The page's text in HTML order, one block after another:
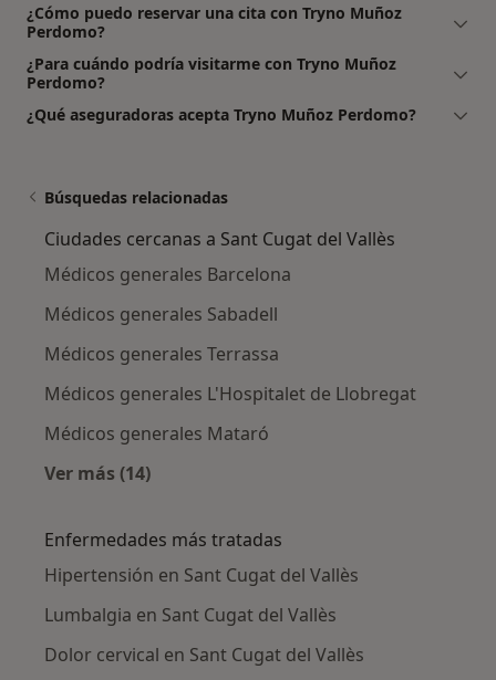
¿Cómo puedo reservar una cita con Tryno Muñoz
Perdomo?
¿Para cuándo podría visitarme con Tryno Muñoz
Perdomo?
¿Qué aseguradoras acepta Tryno Muñoz Perdomo?
Búsquedas relacionadas
Ciudades cercanas a Sant Cugat del Vallès
Médicos generales Barcelona
Médicos generales Sabadell
Médicos generales Terrassa
Médicos generales L'Hospitalet de Llobregat
Médicos generales Mataró
Ver más (14)
Enfermedades más tratadas
Hipertensión en Sant Cugat del Vallès
Lumbalgia en Sant Cugat del Vallès
Dolor cervical en Sant Cugat del Vallès